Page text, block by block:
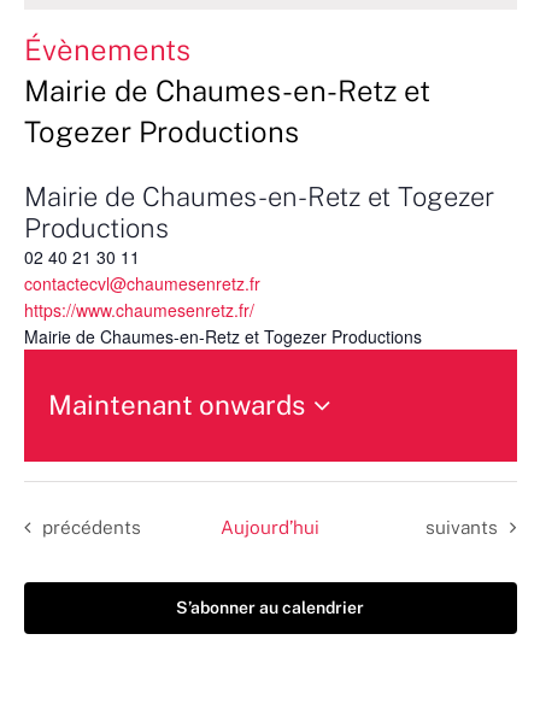
Évènements
Mairie de Chaumes-en-Retz et
Togezer Productions
Mairie de Chaumes-en-Retz et Togezer
Productions
02 40 21 30 11
contactecvl@chaumesenretz.fr
https://www.chaumesenretz.fr/
Mairie de Chaumes-en-Retz et Togezer Productions
Maintenant onwards
une
date.
Évènements
précédents Aujourd’hui Évènements
suivants
S’abonner au calendrier